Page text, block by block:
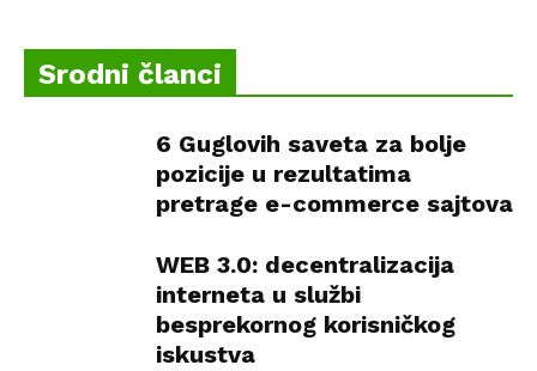
Srodni članci
6 Guglovih saveta za bolje
pozicije u rezultatima
pretrage e-commerce sajtova
WEB 3.0: decentralizacija
interneta u službi
besprekornog korisničkog
iskustva